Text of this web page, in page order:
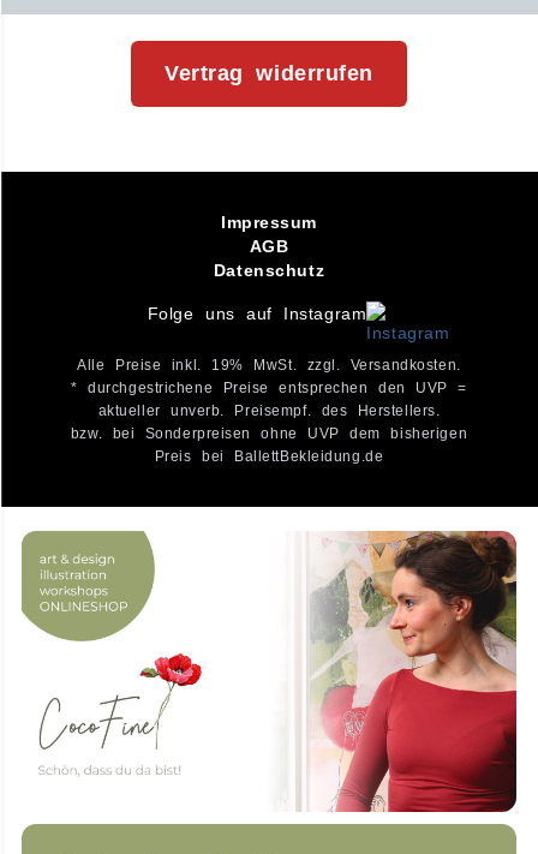
Vertrag widerrufen
Impressum
AGB
Datenschutz
Folge uns auf Instagram
Alle Preise inkl. 19% MwSt. zzgl. Versandkosten.
* durchgestrichene Preise entsprechen den UVP =
aktueller unverb. Preisempf. des Herstellers.
bzw. bei Sonderpreisen ohne UVP dem bisherigen
Preis bei BallettBekleidung.de